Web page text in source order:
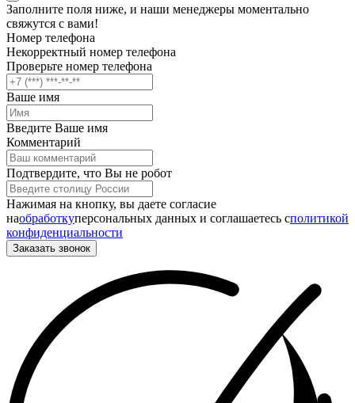
Заполните поля ниже, и наши менеджеры моментально
свяжутся с вами!
Номер телефона
Некорректный номер телефона
Проверьте номер телефона
Ваше имя
Введите Ваше имя
Комментарий
Подтвердите, что Вы не робот
Нажимая на кнопку, вы даете согласие
наобработкуперсональных данных и соглашаетесь cполитикой
конфиденциальности
Заказать звонок